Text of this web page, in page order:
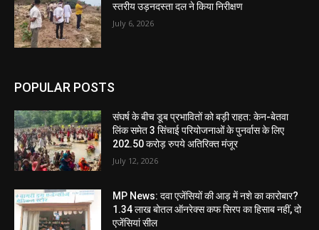
स्तरीय उड़नदस्ता दल ने किया निरीक्षण
July 6, 2026
POPULAR POSTS
संघर्ष के बीच डूब प्रभावितों को बड़ी राहत: केन-बेतवा
लिंक समेत 3 सिंचाई परियोजनाओं के पुनर्वास के लिए
202.50 करोड़ रुपये अतिरिक्त मंजूर
July 12, 2026
MP News: दवा एजेंसियों की आड़ में नशे का कारोबार?
1.34 लाख बोतल ऑनरेक्स कफ सिरप का हिसाब नहीं, दो
एजेंसियां सील